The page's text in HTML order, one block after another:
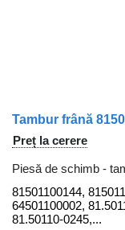
Preț la cerere
Piesă de schimb -
81501100144,
64501100002,
81.50110-0245,...